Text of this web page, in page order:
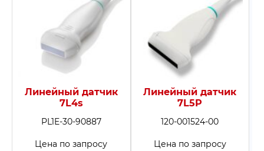
Линейный датчик
7L4s
PL1E-30-90887
Цена по запросу
Линейный датчик
7L5P
120-001524-00
Цена по запросу